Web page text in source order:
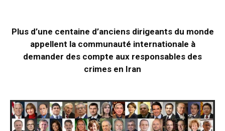
Plus d’une centaine d’anciens dirigeants du monde
appellent la communauté internationale à
demander des compte aux responsables des
crimes en Iran